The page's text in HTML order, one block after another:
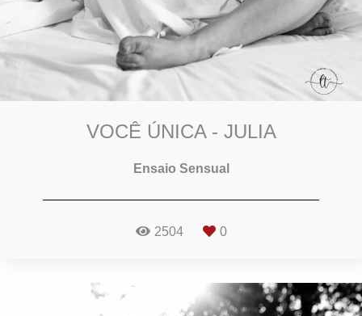
VOCÊ ÚNICA - JULIA
Ensaio Sensual
2504 0